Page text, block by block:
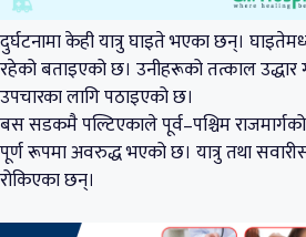
दुर्घटनामा केही यात्रु घाइते भएका छन्।
रहेको बताइएको छ। उनीहरूको तत्काल
उपचारका लागि पठाइएको छ।
बस सडकमै पल्टिएकाले पूर्व–पश्चिम
पूर्ण रूपमा अवरुद्ध भएको छ। यात्रु तथा
रोकिएका छन्।